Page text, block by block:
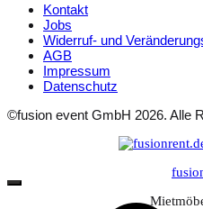
Kontakt
Jobs
Widerruf- und
AGB
Impressum
Datenschutz
©fusion event GmbH 2026. Alle
Suche